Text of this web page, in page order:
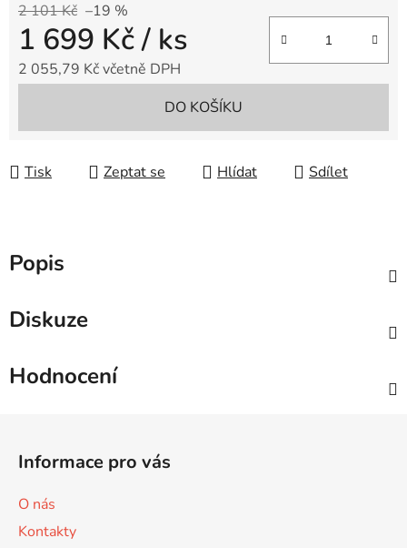
2 101 Kč –19 %
1 699 Kč/ ks
2 055,79 Kč včetně DPH
DO KOŠÍKU
Tisk Zeptat se Hlídat Sdílet
Popis
Diskuze
Hodnocení
Informace pro vás
O nás
Kontakty